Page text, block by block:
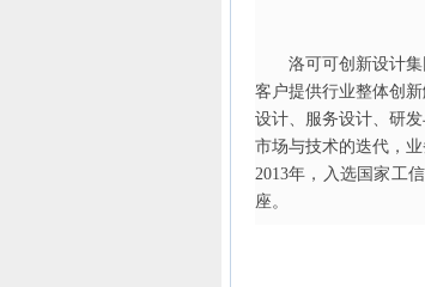
洛可可创新设计
客户提供行业整体创
设计、服务设计、研
市场与技术的迭代，
2013年，入选国家工
座。